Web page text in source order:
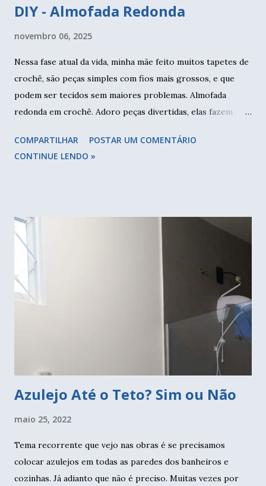
DIY - Almofada Redonda
novembro 06, 2025
Nessa fase atual da vida, minha mãe feito muitos tapetes de
crochê, são peças simples com fios mais grossos, e que
podem ser tecidos sem maiores problemas. Almofada
redonda em crochê. Adoro peças divertidas, elas fazem
Numa das minhas visitas, encontrei dois tapetes coloridos,
feitos com sobras dos barbantes. Um eu vou aumentar um
parte de trás com zíper. Dois pedaços de tecido e almofada
dobrada como molde. Deixei uma margem de mais ou
menos dois dedos em volta. Escolhi um jeans stretcht que é
mais maleável que já tinha em casa. Vamos colocar o zíper
para poder tirar a capa para lavar. Separe um tecido,
coloque o zíper com o cursor para baixo, e faça uma
costura na parte superior, unindo os dois. Agora vamos
unir a outra parte do tecido. Faça da mesma form...
COMPARTILHAR
POSTAR UM COMENTÁRIO
CONTINUE LENDO »
Azulejo Até o Teto? Sim ou Não
maio 25, 2022
Tema recorrente que vejo nas obras é se precisamos
colocar azulejos em todas as paredes dos banheiros e
cozinhas. Já adianto que não é preciso. Muitas vezes por